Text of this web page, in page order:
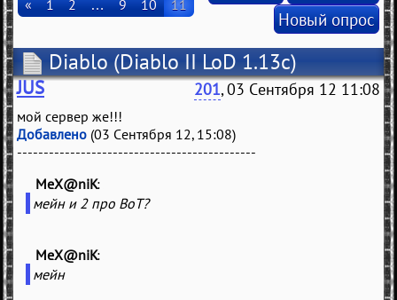
« 1 2 … 9 10 11
Новый опрос
Diablo (Diablo II LoD 1.13c)
JUS 201, 03 Сентября 12 11:08
мой сервер же!!!
Добавлено (03 Сентября 12, 15:08)
---------------------------------------------
MeX@niK
мейн и 2 про ВоТ?
MeX@niK
мейн